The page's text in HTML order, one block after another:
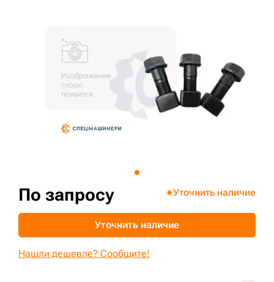
По запросу Уточнить наличие
Уточнить наличие
Нашли дешевле? Сообщите!
sksale@skdst.ru
+7 (499) 394-50-93